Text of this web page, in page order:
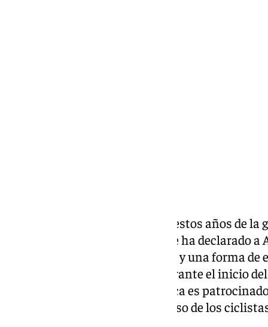
Si alguna noticia ha destacado estos años de
Jaume Collboni, es la guerra que ha declarado
emblema de los pisos turísticos y una forma
ha tenido efecto boomerang durante el inicio
Condal, ya que la conocida marca es
y ha servido de escaparate al paso de los